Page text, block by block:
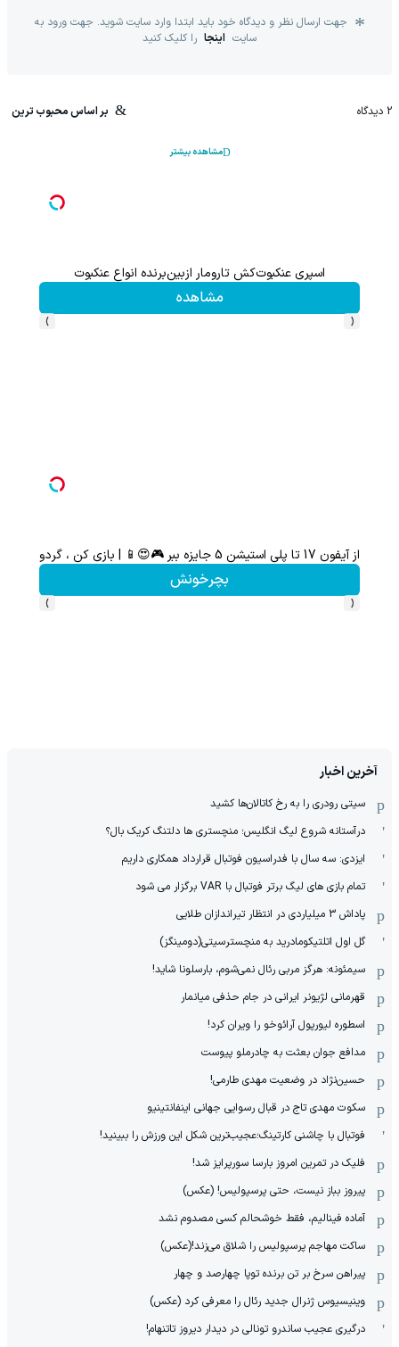
جهت ارسال نظر و دیدگاه خود باید ابتدا وارد سایت شوید. جهت ورود به
سایت اینجا را کلیک کنید
2 دیدگاه بر اساس محبوب ترین
مشاهده بیشتر
اسپری عنکبوت‌‌کش تارومار ازبین‌برنده انواع عنکبوت
مشاهده
‹
›
از آیفون 17 تا پلی استیشن 5 جایزه ببر 🎮😍📱 | بازی کن ، گردونه بچرخون
بچرخونش
‹
›
آخرین اخبار
سیتی رودری را به رخ کاتالان‌ها کشید
درآستانه شروع لیگ انگلیس؛ منچستری ها دلتنگ کریک بال؟
ایزدی: سه سال با فدراسیون فوتبال قرارداد همکاری داریم
تمام بازی های لیگ برتر فوتبال با VAR برگزار می شود
پاداش 3 میلیاردی در انتظار تیراندازان طلایی
گل اول اتلتیکومادرید به منچسترسیتی(دومینگز)
سیمئونه: هرگز مربی رئال نمی‌شوم، بارسلونا شاید!
قهرمانی لژیونر ایرانی در جام حذفی میانمار
اسطوره لیورپول آرائوخو را ویران کرد!
مدافع جوان بعثت به چادرملو پیوست
حسین‌نژاد در وضعیت مهدی طارمی!
سکوت مهدی تاج در قبال رسوایی جهانی اینفانتینیو
فوتبال با چاشنی کارتینگ؛عجیب‌ترین شکل این ورزش را ببینید!
فلیک در تمرین امروز بارسا سورپرایز شد!
پیروز بباز نیست، حتی پرسپولیس! (عکس)
آماده فینالیم، فقط خوشحالم کسی مصدوم نشد
ساکت مهاجم پرسپولیس را شلاق می‌زند!(عکس)
پیراهن سرخ بر تن برنده توپا چهارصد و چهار
وینیسیوس ژنرال جدید رئال را معرفی کرد (عکس)
درگیری عجیب ساندرو تونالی در دیدار دیروز تاتنهام!